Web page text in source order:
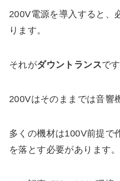
200V電源を導入すると、
ります。
それがダウントランスです
200Vはそのままでは音響
多くの機材は100V前提で
を落とす必要があります。